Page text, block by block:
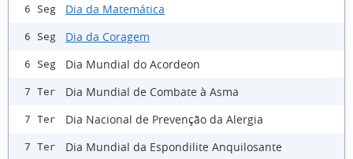
6 Seg Dia da Matemática
6 Seg Dia da Coragem
6 Seg Dia Mundial do Acordeon
7 Ter Dia Mundial de Combate à Asma
7 Ter Dia Nacional de Prevenção da Alergia
7 Ter Dia Mundial da Espondilite Anquilosante